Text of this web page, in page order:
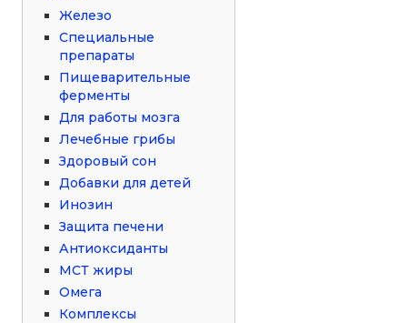
Железо
Специальные
препараты
Пищеварительные
ферменты
Для работы мозга
Лечебные грибы
Здоровый сон
Добавки для детей
Инозин
Защита печени
Антиоксиданты
МСТ жиры
Омега
Комплексы